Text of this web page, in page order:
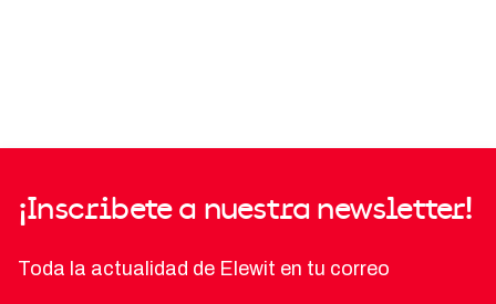
¡Inscribete a nuestra newsletter!
Toda la actualidad de Elewit en tu correo